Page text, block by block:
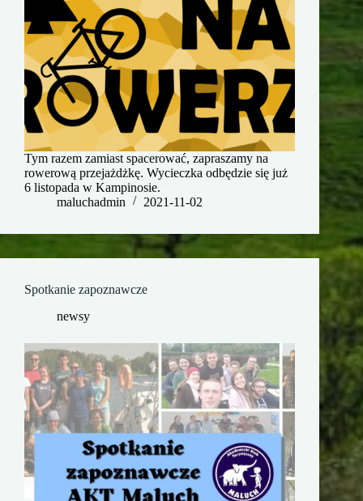
Tym razem zamiast spacerować, zapraszamy na
rowerową przejażdżkę. Wycieczka odbędzie się już
6 listopada w Kampinosie.
maluchadmin
2021-11-02
Spotkanie zapoznawcze
newsy